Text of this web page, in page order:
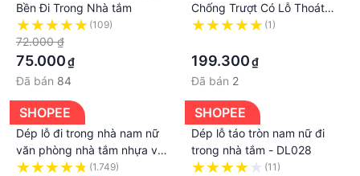
Bền Đi Trong Nhà tắm
(109)
72.000 ₫
75.000₫
Đã bán 84
Chống Trượt Có Lỗ Thoát
Nước
(1)
199.300₫
Đã bán 2
SHOPEE
Dép lỗ đi trong nhà nam nữ
văn phòng nhà tắm nhựa vip
rửa nước thoải mái êm chân
(1.749)
SHOPEE
Dép lỗ táo tròn nam nữ đi
trong nhà tắm - DL028
(11)